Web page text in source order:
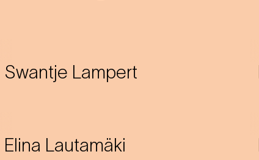
Swantje Lampert
Elina Lautamäki